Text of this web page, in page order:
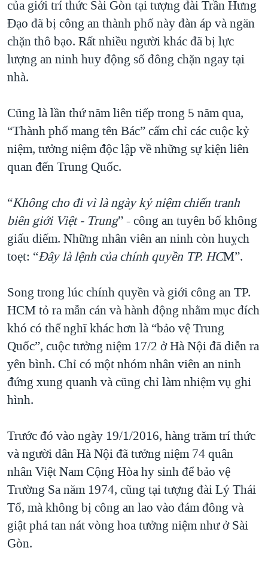
của giới trí thức Sài Gòn tại tượng đài Trần Hưng
Đạo đã bị công an thành phố này đàn áp và ngăn
chặn thô bạo. Rất nhiều người khác đã bị lực
lượng an ninh huy động số đông chặn ngay tại
nhà.
Cũng là lần thứ năm liên tiếp trong 5 năm qua,
“Thành phố mang tên Bác” cấm chỉ các cuộc kỷ
niệm, tưởng niệm độc lập về những sự kiện liên
quan đến Trung Quốc.
“Không cho đi vì là ngày kỷ niệm chiến tranh
biên giới Việt - Trung” - công an tuyên bố không
giấu diếm. Những nhân viên an ninh còn huỵch
toẹt: “Đây là lệnh của chính quyền TP. HCM”.
Song trong lúc chính quyền và giới công an TP.
HCM tỏ ra mẫn cán và hành động nhằm mục đích
khó có thể nghĩ khác hơn là “bảo vệ Trung
Quốc”, cuộc tưởng niệm 17/2 ở Hà Nội đã diễn ra
yên bình. Chỉ có một nhóm nhân viên an ninh
đứng xung quanh và cũng chỉ làm nhiệm vụ ghi
hình.
Trước đó vào ngày 19/1/2016, hàng trăm trí thức
và người dân Hà Nội đã tưởng niệm 74 quân
nhân Việt Nam Cộng Hòa hy sinh để bảo vệ
Trường Sa năm 1974, cũng tại tượng đài Lý Thái
Tổ, mà không bị công an lao vào đám đông và
giật phá tan nát vòng hoa tưởng niệm như ở Sài
Gòn.